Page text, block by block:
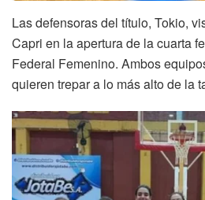
Las defensoras del título, Tokio,
Capri en la apertura de la cuarta
Federal Femenino. Ambos
quieren trepar a lo más alto de la